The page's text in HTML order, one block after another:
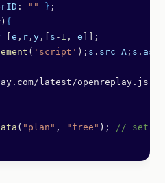
: "" } ;
{
=[ e , r , y ,[ s - 1 , e ]];
( 'script' ); s . src=A ; s .
latest/
( "plan" , "free" );
// set